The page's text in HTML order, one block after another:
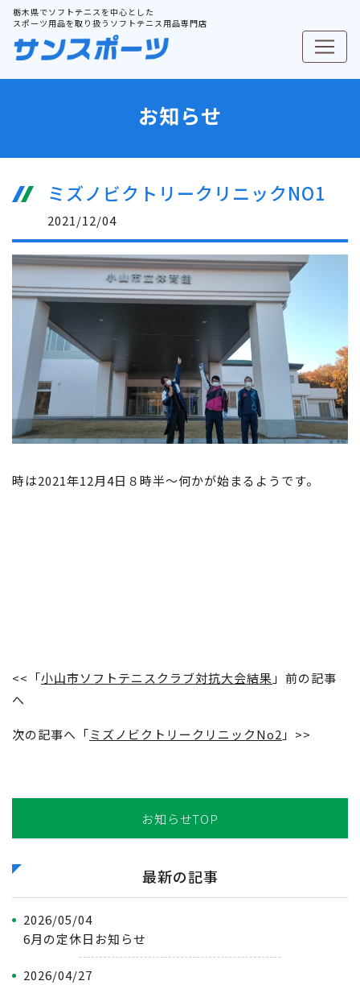
栃木県でソフトテニスを中心とした
スポーツ用品を取り扱うソフトテニス用品専門店
お知らせ
ミズノビクトリークリニックNO1
2021/12/04
時は2021年12月4日８時半～何かが始まるようです。
<<「小山市ソフトテニスクラブ対抗大会結果 」前の記事
へ
次の記事へ「ミズノビクトリークリニックNo2 」>>
お知らせTOP
最新の記事
2026/05/04
6月の定休日お知らせ
2026/04/27